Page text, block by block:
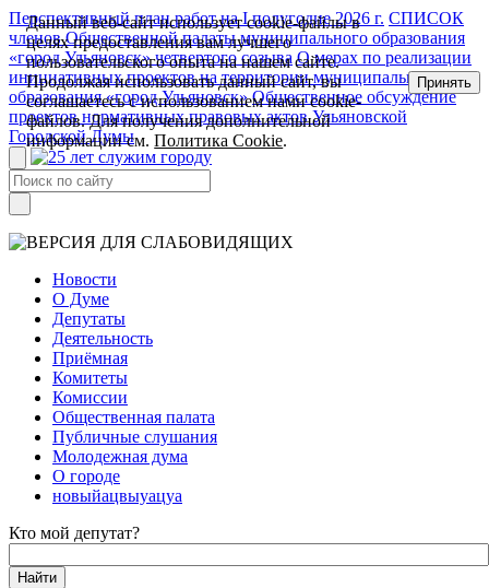
Перспективный план работ на I полугодие 2026 г. СПИСОК
членов Общественной палаты муниципального образования
«город Ульяновск» четвертого созыва О мерах по реализации
инициативных проектов на территории муниципального
образования «город Ульяновск» Общественное обсуждение
проектов нормативных правовых актов Ульяновской
Городской Думы
Новости
О Думе
Депутаты
Деятельность
Приёмная
Комитеты
Комиссии
Общественная палата
Публичные слушания
Молодежная дума
О городе
новыйацвыуацуа
Кто мой депутат?
Данный веб-сайт использует cookie-файлы в
целях предоставления вам лучшего
пользовательского опыта на нашем сайте.
Продолжая использовать данный сайт, вы
соглашаетесь с использованием нами cookie-
файлов. Для получения дополнительной
информации см.Политика Cookie.
Принять